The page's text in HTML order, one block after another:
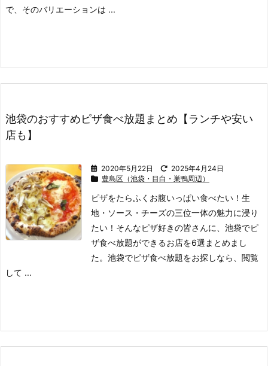
で、そのバリエーションは ...
池袋のおすすめピザ食べ放題まとめ【ランチや安い
店も】
2020年5月22日
2025年4月24日
豊島区（池袋・目白・巣鴨周辺）
ピザをたらふくお腹いっぱい食べたい！ 生
地・ソース・チーズの三位一体の魅力に浸り
たい！ そんなピザ好きの皆さんに、池袋でピ
ザ食べ放題ができるお店を6選まとめまし
た。 池袋でピザ食べ放題をお探しなら、閲覧
して ...